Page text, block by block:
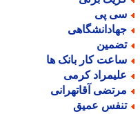
پی
کار بانک ها
کرمی
آقاتهرانی
عمیق